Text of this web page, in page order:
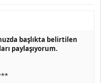
başlıkta belirtilen
paylaşıyorum.